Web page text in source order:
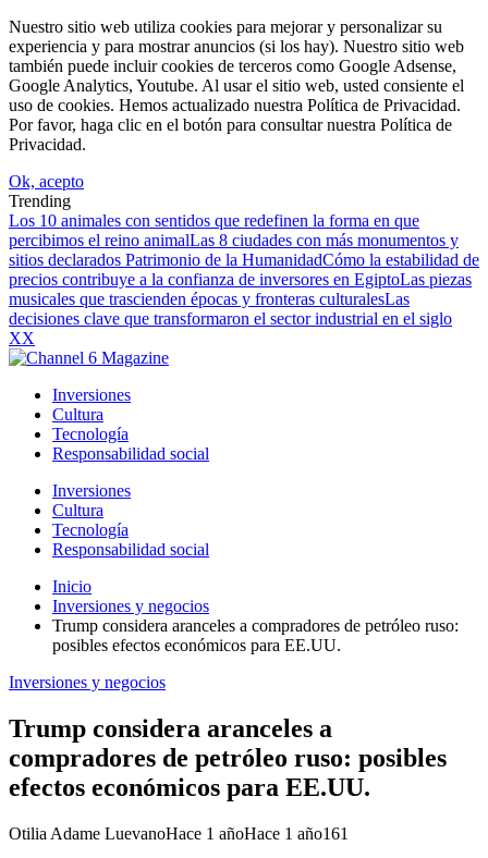
Nuestro sitio web utiliza cookies para mejorar y personalizar su
experiencia y para mostrar anuncios (si los hay). Nuestro sitio web
también puede incluir cookies de terceros como Google Adsense,
Google Analytics, Youtube. Al usar el sitio web, usted consiente el
uso de cookies. Hemos actualizado nuestra Política de Privacidad.
Por favor, haga clic en el botón para consultar nuestra Política de
Privacidad.
Ok, acepto
Trending
Los 10 animales con sentidos que redefinen la forma en que
percibimos el reino animalLas 8 ciudades con más monumentos y
sitios declarados Patrimonio de la HumanidadCómo la estabilidad de
precios contribuye a la confianza de inversores en EgiptoLas piezas
musicales que trascienden épocas y fronteras culturalesLas
decisiones clave que transformaron el sector industrial en el siglo
XX
Inversiones
Cultura
Tecnología
Responsabilidad social
Inversiones
Cultura
Tecnología
Responsabilidad social
Inicio
Inversiones y negocios
Trump considera aranceles a compradores de petróleo ruso:
posibles efectos económicos para EE.UU.
Inversiones y negocios
Trump considera aranceles a
compradores de petróleo ruso: posibles
efectos económicos para EE.UU.
Otilia Adame LuevanoHace 1 añoHace 1 año161